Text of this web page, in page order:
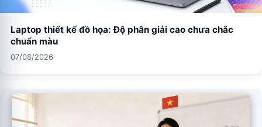
Laptop thiết kế đồ họa: Độ phân giải cao chưa chắc
chuẩn màu
07/08/2026